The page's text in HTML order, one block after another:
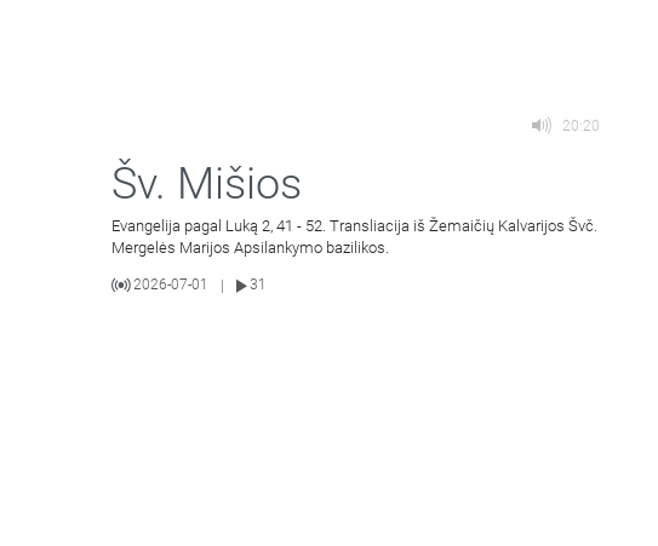
20:20
Šv. Mišios
Evangelija pagal Luką 2, 41 - 52. Transliacija iš Žemaičių Kalvarijos Švč.
Mergelės Marijos Apsilankymo bazilikos.
2026-07-01 31